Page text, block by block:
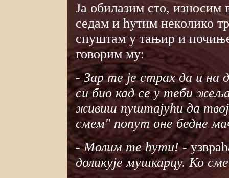
Ја обилазим сто, износим
седам и ћутим неколико
спуштам у тањир и
говорим му:
- Зар те је страх да и на
си био кад се у теби
живиш пуштајући да
смем" попут оне бедне
- Молим те ћути!-
доликује мушкарцу. Ко